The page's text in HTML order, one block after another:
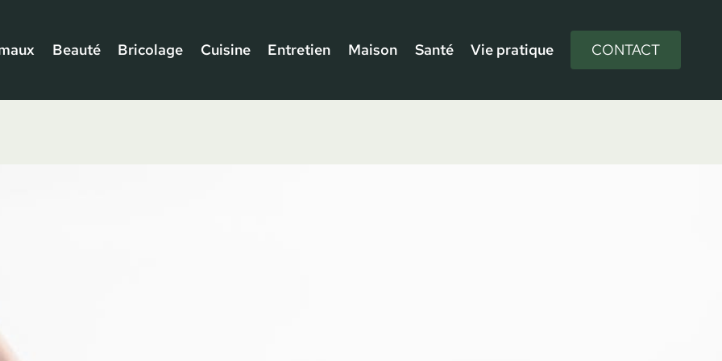
Beauté Bricolage Cuisine Entretien Maison Santé Vie pratique CONTACT